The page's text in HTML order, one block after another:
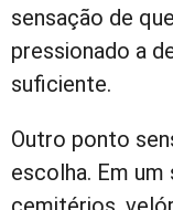
sensação de
pressionado a
suficiente.
Outro ponto
escolha. Em